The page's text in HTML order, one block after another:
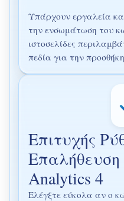
Υπάρχουν εργαλεία
την ενσωμάτωση του
ιστοσελίδες
πεδία για την
Επιτυχής
Επαλήθευση
Analytics 4
Ελέγξτε εύκολα αν ο